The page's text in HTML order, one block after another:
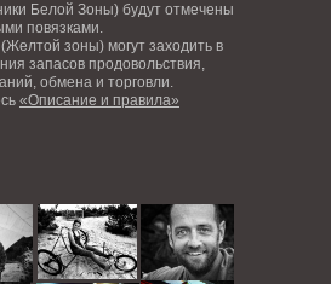
Белой Зоны) будут отмечены
повязками.
зоны) могут заходить в
запасов продовольствия,
обмена и торговли.
«Описание и правила»